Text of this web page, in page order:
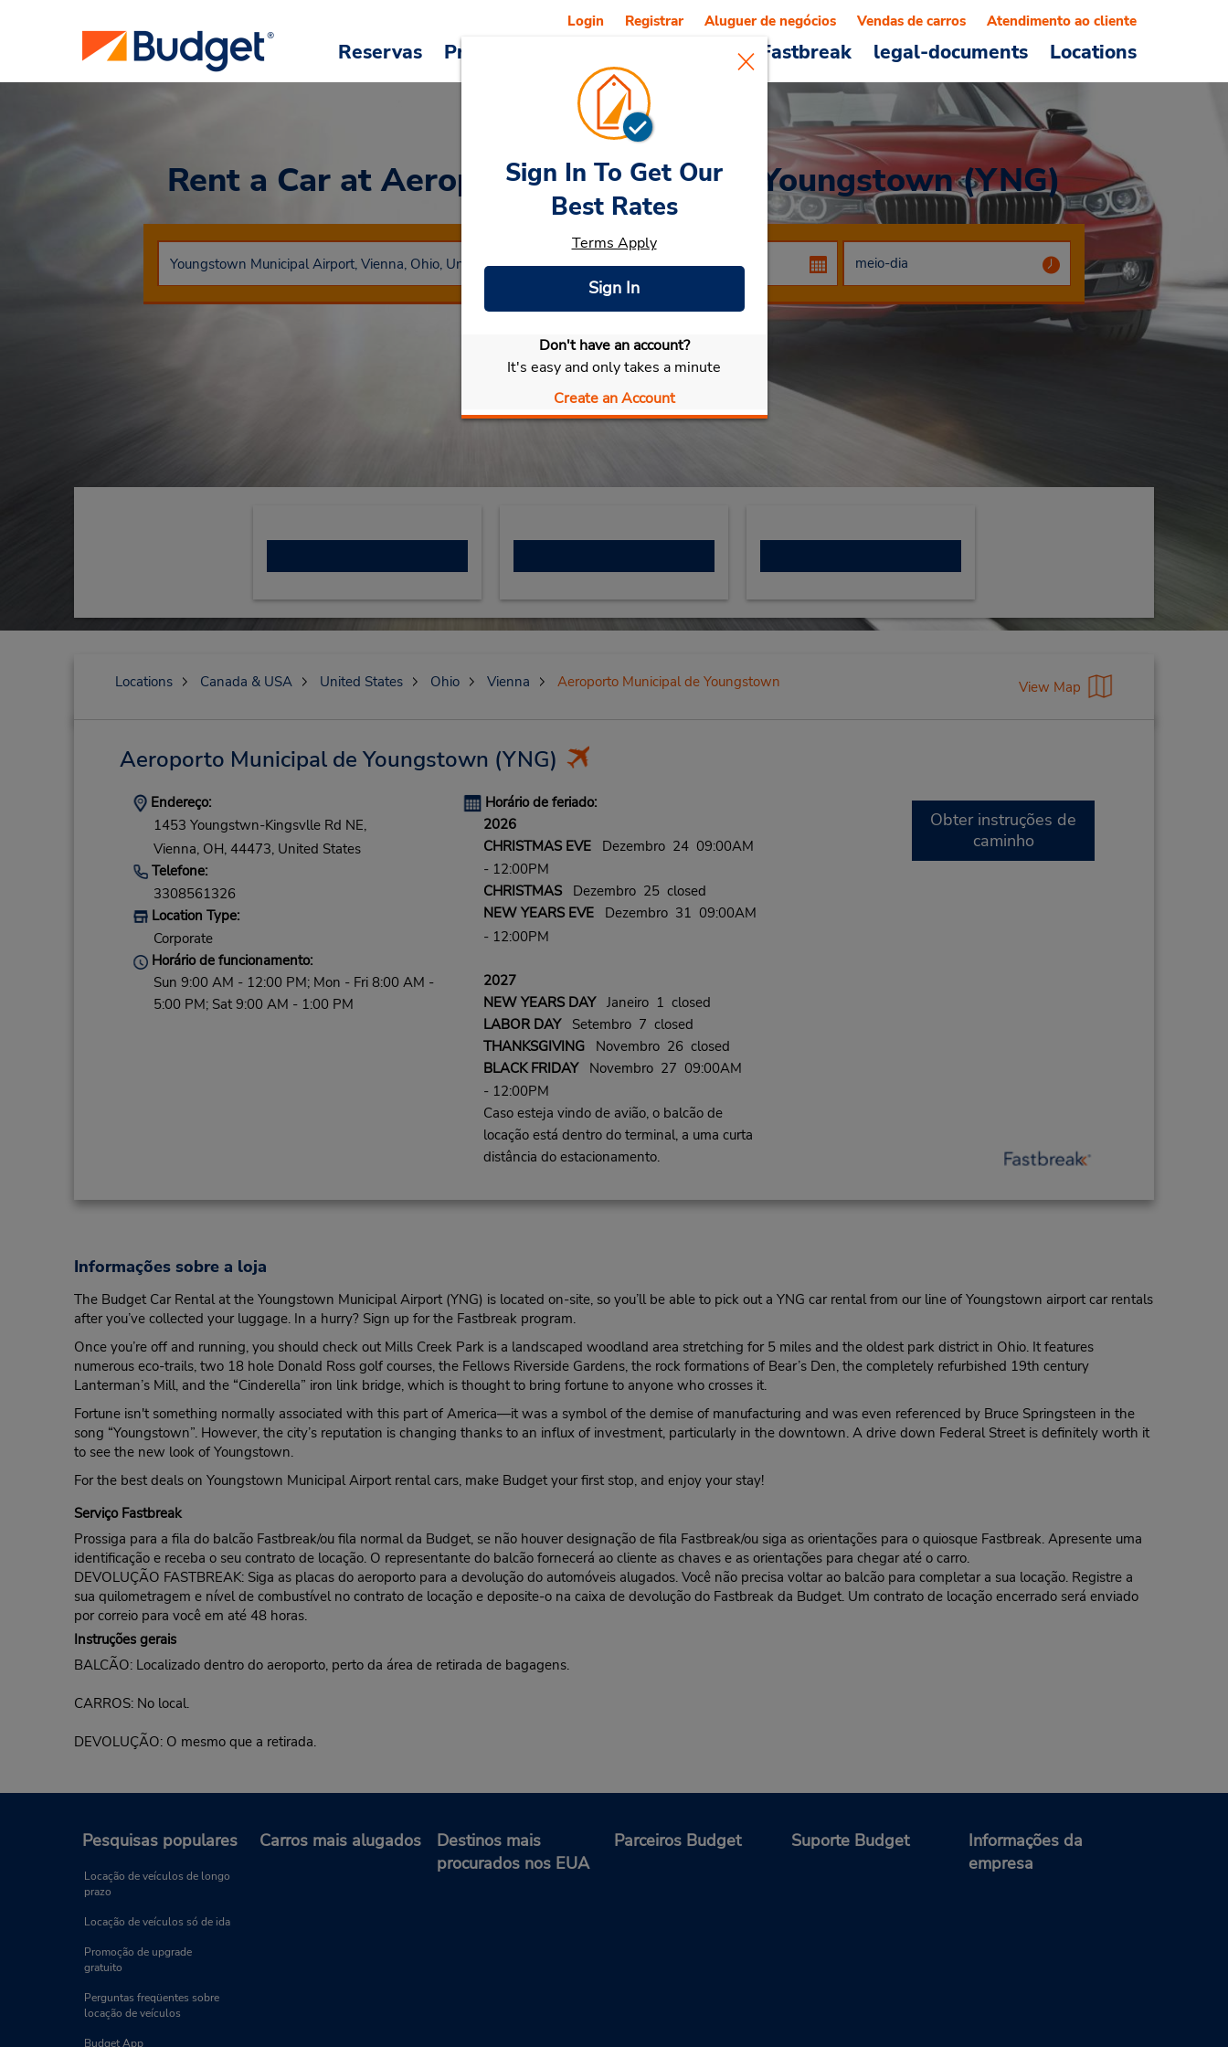
Reservas Promoções Veículos e serviços Fastbreak legal-documents Locations
Login Registrar Aluguer de negócios Vendas de carros Atendimento ao cliente
Rent a Car at Aeroporto Municipal de Youngstown (YNG)
Selecionar meu carro
Sign In To Get Our
Best Rates
Terms Apply
Sign In
Don't have an account?
It's easy and only takes a minute
Create an Account
Locations Canada & USA United States Ohio Vienna Aeroporto Municipal de Youngstown View Map
Aeroporto Municipal de Youngstown (YNG)
Endereço:
1453 Youngstwn-Kingsvlle Rd NE,
Vienna, OH, 44473, United States
Telefone:
3308561326
Location Type:
Corporate
Horário de funcionamento:
Sun 9:00 AM - 12:00 PM; Mon - Fri 8:00 AM -
5:00 PM; Sat 9:00 AM - 1:00 PM
Horário de feriado:
2026
CHRISTMAS EVEDezembro 24 09:00AM
- 12:00PM
CHRISTMASDezembro 25 closed
NEW YEARS EVEDezembro 31 09:00AM
- 12:00PM
2027
NEW YEARS DAYJaneiro 1 closed
LABOR DAYSetembro 7 closed
THANKSGIVINGNovembro 26 closed
BLACK FRIDAYNovembro 27 09:00AM
- 12:00PM
Caso esteja vindo de avião, o balcão de
locação está dentro do terminal, a uma curta
distância do estacionamento.
Obter instruções de
caminho
Informações sobre a loja
The Budget Car Rental at the Youngstown Municipal Airport (YNG) is located on-site, so you’ll be able to pick out a YNG car rental from our line of Youngstown airport car rentals
after you’ve collected your luggage. In a hurry? Sign up for the Fastbreak program.
Once you’re off and running, you should check out Mills Creek Park is a landscaped woodland area stretching for 5 miles and the oldest park district in Ohio. It features
numerous eco-trails, two 18 hole Donald Ross golf courses, the Fellows Riverside Gardens, the rock formations of Bear’s Den, the completely refurbished 19th century
Lanterman’s Mill, and the “Cinderella” iron link bridge, which is thought to bring fortune to anyone who crosses it.
Fortune isn't something normally associated with this part of America—it was a symbol of the demise of manufacturing and was even referenced by Bruce Springsteen in the
song “Youngstown”. However, the city’s reputation is changing thanks to an influx of investment, particularly in the downtown. A drive down Federal Street is definitely worth it
to see the new look of Youngstown.
For the best deals on Youngstown Municipal Airport rental cars, make Budget your first stop, and enjoy your stay!
Serviço Fastbreak
Prossiga para a fila do balcão Fastbreak/ou fila normal da Budget, se não houver designação de fila Fastbreak/ou siga as orientações para o quiosque Fastbreak. Apresente uma
identificação e receba o seu contrato de locação. O representante do balcão fornecerá ao cliente as chaves e as orientações para chegar até o carro.
DEVOLUÇÃO FASTBREAK: Siga as placas do aeroporto para a devolução do automóveis alugados. Você não precisa voltar ao balcão para completar a sua locação. Registre a
sua quilometragem e nível de combustível no contrato de locação e deposite-o na caixa de devolução do Fastbreak da Budget. Um contrato de locação encerrado será enviado
por correio para você em até 48 horas.
Instruções gerais
BALCÃO: Localizado dentro do aeroporto, perto da área de retirada de bagagens.
CARROS: No local.
DEVOLUÇÃO: O mesmo que a retirada.
Pesquisas populares
Locação de veículos de longo
prazo
Locação de veículos só de ida
Promoção de upgrade
gratuito
Perguntas freqüentes sobre
locação de veículos
Budget App
Carros mais alugados
Destinos mais
procurados nos EUA
Parceiros Budget Suporte Budget
Informações da
empresa